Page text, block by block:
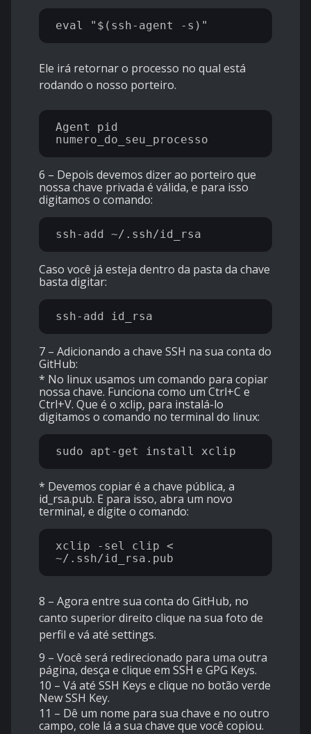
Ele irá retornar o processo no qual está
rodando o nosso porteiro.
Agent pid
6 – Depois devemos dizer ao porteiro que
nossa chave privada é válida, e para isso
digitamos o comando:
Caso você já esteja dentro da pasta da chave
basta digitar:
7 – Adicionando a chave SSH na sua conta do
GitHub:
* No linux usamos um comando para copiar
nossa chave. Funciona como um Ctrl+C e
Ctrl+V. Que é o xclip, para instalá-lo
digitamos o comando no terminal do linux:
* Devemos copiar é a chave pública, a
id_rsa.pub. E para isso, abra um novo
terminal, e digite o comando:
xclip -sel clip <
8 – Agora entre sua conta do GitHub, no
canto superior direito clique na sua foto de
perfil e vá até settings.
9 – Você será redirecionado para uma outra
página, desça e clique em SSH e GPG Keys.
10 – Vá até SSH Keys e clique no botão verde
New SSH Key.
11 – Dê um nome para sua chave e no outro
campo, cole lá a sua chave que você copiou.